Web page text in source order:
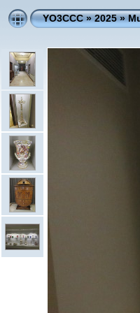
YO3CCC»2025»